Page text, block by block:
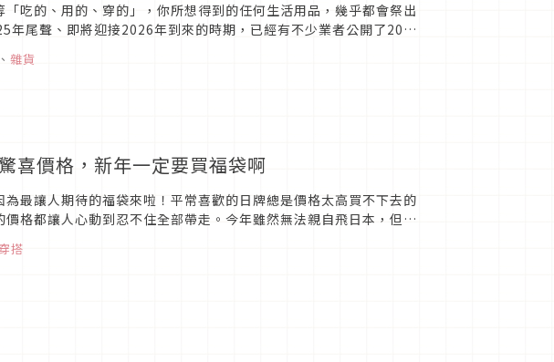
吃的、用的、穿的」，你所想得到的任何生活用品，幾乎都會祭出
年尾聲、即將迎接2026年到來的時期，已經有不少業者公開了2026
、 雜貨
喜價格，新年一定要買福袋啊
最讓人期待的福袋來啦！平常喜歡的日牌總是價格太高買不下去的
格都讓人心動到忍不住全部帶走。今年雖然無法親自飛日本，但在
的福袋有粉嫩還...
搭